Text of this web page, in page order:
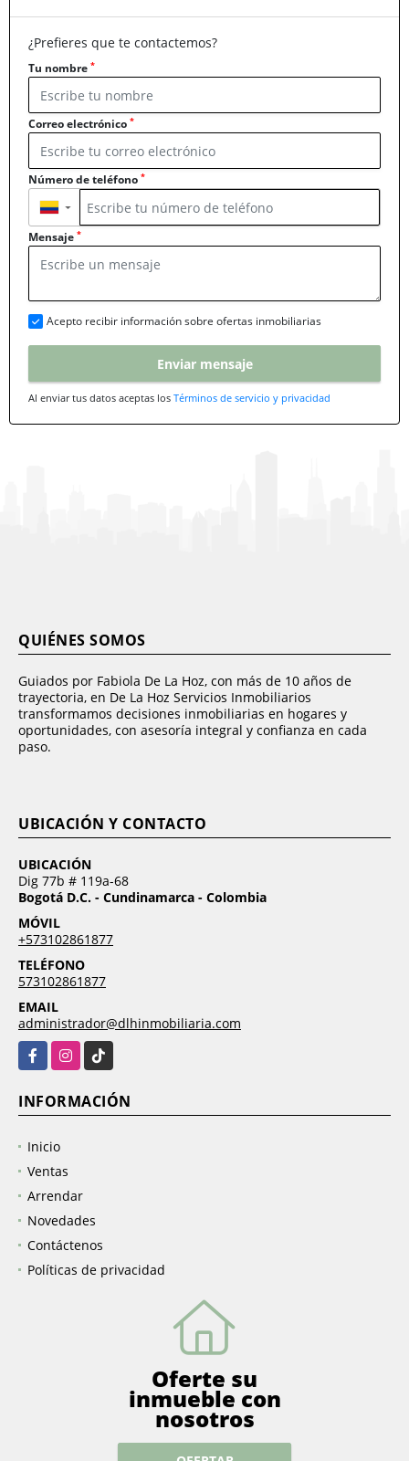
¿Prefieres que te contactemos?
Tu nombre *
Correo electrónico *
Número de teléfono *
▼
Mensaje *
Acepto recibir información sobre ofertas inmobiliarias
Enviar mensaje
Al enviar tus datos aceptas los Términos de servicio y privacidad
QUIÉNES SOMOS
Guiados por Fabiola De La Hoz, con más de 10 años de
trayectoria, en De La Hoz Servicios Inmobiliarios
transformamos decisiones inmobiliarias en hogares y
oportunidades, con asesoría integral y confianza en cada
paso.
UBICACIÓN Y CONTACTO
UBICACIÓN
Dig 77b # 119a-68
Bogotá D.C. - Cundinamarca - Colombia
MÓVIL
+573102861877
TELÉFONO
573102861877
EMAIL
administrador@dlhinmobiliaria.com
FacebookInstagramTikTok
INFORMACIÓN
Inicio
Ventas
Arrendar
Novedades
Contáctenos
Políticas de privacidad
Oferte su
inmueble con
nosotros